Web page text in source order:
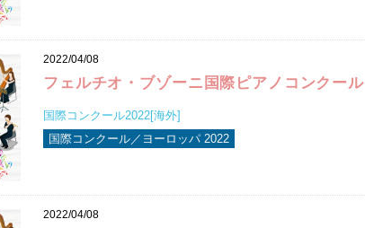
2022/04/08
フェルチオ・ブゾーニ国際ピアノコンクール
国際コンクール2022[海外]
国際コンクール／ヨーロッパ 2022
2022/04/08